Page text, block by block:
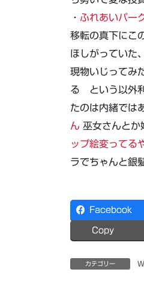
・ ふれあいパー
移転の真下にこ
ほしがっていた
現物いじってみ
る という以外
たのは内緒では
ん 巫女さんとか
ップ絵変ってる
ラでちゃんと銀
Facebook
Copy
カテゴリー